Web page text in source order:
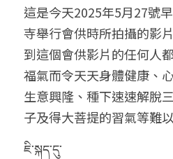
這是今天2025年5月27號
寺舉行會供時所拍攝的影
到這個會供影片的任何人
福氣而令天天身體健康、
生意興隆、種下速速解脫
子及得大菩提的習氣等難
ཇི་སྐད་དུ་